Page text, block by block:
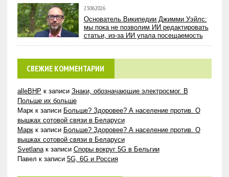
23.06.2026
Основатель Википедии Джимми Уэйлс:
мы пока не позволим ИИ редактировать
статьи, из-за ИИ упала посещаемость
СВЕЖИЕ КОММЕНТАРИИ
alleBHP к записи Знаки, обозначающие электросмог. В
Польше их больше
Маркк записи Больше? Здоровее? А население против. О
вышках сотовой связи в Беларуси
Маркк записи Больше? Здоровее? А население против. О
вышках сотовой связи в Беларуси
Svetlanaк записи Споры вокруг 5G в Бельгии
Павел к записи 5G, 6G и Россия